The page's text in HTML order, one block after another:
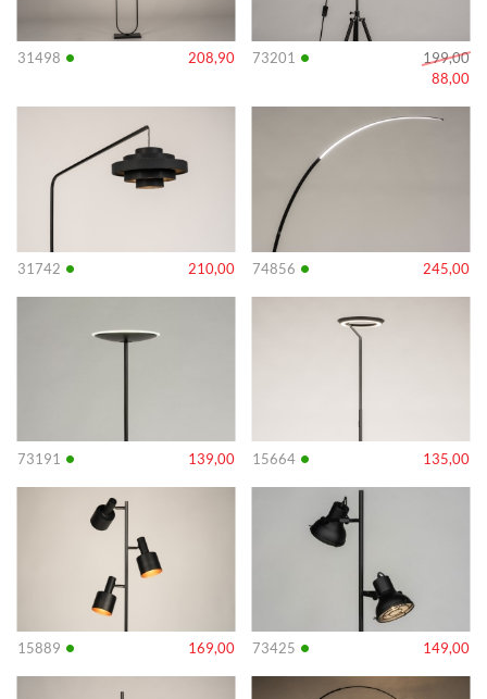
31498 • 208,90 73201 •
199,00
88,00
31742 • 210,00
Info
74856 • 245,00
Info
73191 • 139,00
Info
15664 • 135,00
Info
15889 • 169,00
Info
73425 • 149,00
Info
Info Info